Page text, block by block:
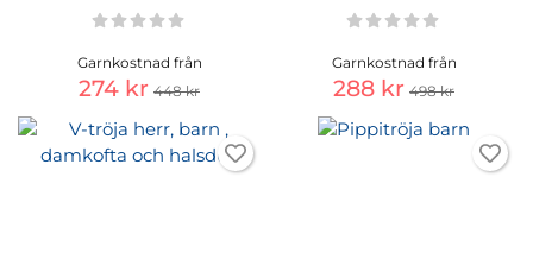
Garnkostnad från
274 kr 448 kr
Garnkostnad från
288 kr 498 kr